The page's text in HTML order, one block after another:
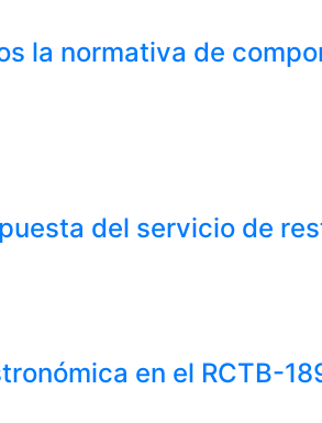
la normativa de
del servicio de
en el RCTB-